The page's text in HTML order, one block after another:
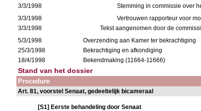
3/3/1998
Stemming in commissie over
3/3/1998
Vertrouwen rapporteur voor
3/3/1998
Tekst aangenomen door de
5/3/1998
Overzending aan Kamer ter bekrachtiging
25/3/1998
Bekrachtiging en afkondiging
18/4/1998
Bekendmaking (11664-11666)
Stand van het dossier
Procedure
Art. 81, voorstel Senaat, gedeeltelijk bicameraal
[S1] Eerste behandeling door Senaat